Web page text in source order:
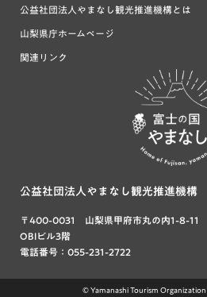
公益社団法人やまなし観光推進機構とは
山梨県庁ホームページ
関連リンク
富士の国
まなし
公益社団法人やまなし観光推進機構
〒400-0031 山梨県甲府市丸の内1-8-11
OBIビル3階
電話番号：055-231-2722
© Yamanashi Tourism Organization